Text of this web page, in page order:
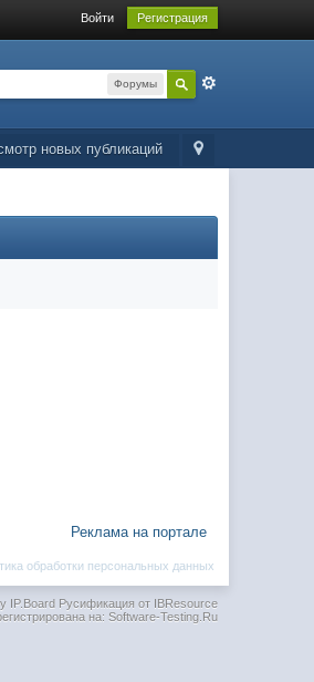
Войти Регистрация
Форумы
новых публикаций
Реклама на портале
обработки персональных данных
IP.BoardРусификация от IBResource
на: Software-Testing.Ru